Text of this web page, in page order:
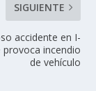
SIGUIENTE
accidente en I-
provoca incendio
de vehículo